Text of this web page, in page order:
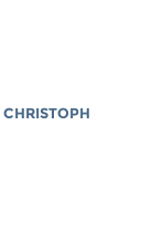
CHRISTOPH